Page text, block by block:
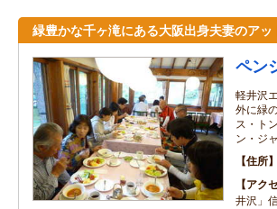
緑豊かな千ヶ滝にある大阪出身夫妻のアッ
ペン
軽井沢
外に緑
ス・ト
ン・ジ
住所
アク
井沢」